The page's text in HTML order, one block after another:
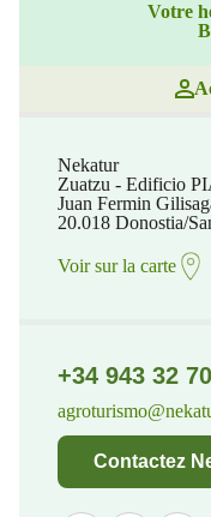
Votre
Nekatur
Zuatzu - Edificio
Juan Fermin
20.018 Donostia/
Voir sur la carte
+34 943 32
Contactez